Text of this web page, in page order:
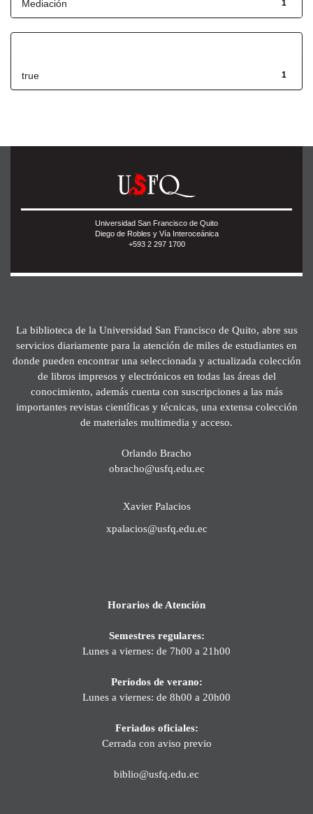
1
Mediación
1
true
Universidad San Francisco de Quito
Diego de Robles y Vía Interoceánica
+593 2 297 1700
La biblioteca de la Universidad San Francisco de Quito, abre sus
servicios diariamente para la atención de miles de estudiantes en
donde pueden encontrar una seleccionada y actualizada colección
de libros impresos y electrónicos en todas las áreas del
conocimiento, además cuenta con suscripciones a las más
importantes revistas científicas y técnicas, una extensa colección
de materiales multimedia y acceso.
Orlando Bracho
obracho@usfq.edu.ec
Xavier Palacios
xpalacios@usfq.edu.ec
Horarios de Atención
Semestres regulares:
Lunes a viernes: de 7h00 a 21h00
Períodos de verano:
Lunes a viernes: de 8h00 a 20h00
Feriados oficiales:
Cerrada con aviso previo
biblio@usfq.edu.ec